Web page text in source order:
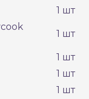
1 шт
1 шт
1 шт
1 шт
1 шт